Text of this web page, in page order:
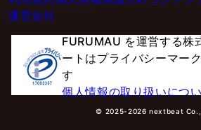
運営会社
FURUMAU を運営する株
ートはプライバシーマー
す
個人情報の取り扱いにつ
© 2025-2026 nextbeat